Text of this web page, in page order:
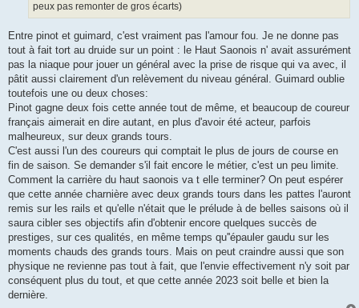
peux pas remonter de gros écarts)
Entre pinot et guimard, c'est vraiment pas l'amour fou. Je ne donne pas
tout à fait tort au druide sur un point : le Haut Saonois n' avait assurément
pas la niaque pour jouer un général avec la prise de risque qui va avec, il
pâtit aussi clairement d'un relèvement du niveau général. Guimard oublie
toutefois une ou deux choses:
Pinot gagne deux fois cette année tout de même, et beaucoup de coureur
français aimerait en dire autant, en plus d'avoir été acteur, parfois
malheureux, sur deux grands tours.
C'est aussi l'un des coureurs qui comptait le plus de jours de course en
fin de saison. Se demander s'il fait encore le métier, c'est un peu limite.
Comment la carrière du haut saonois va t elle terminer? On peut espérer
que cette année charnière avec deux grands tours dans les pattes l'auront
remis sur les rails et qu'elle n'était que le prélude à de belles saisons où il
saura cibler ses objectifs afin d'obtenir encore quelques succès de
prestiges, sur ces qualités, en même temps qu''épauler gaudu sur les
moments chauds des grands tours. Mais on peut craindre aussi que son
physique ne revienne pas tout à fait, que l'envie effectivement n'y soit par
conséquent plus du tout, et que cette année 2023 soit belle et bien la
dernière.